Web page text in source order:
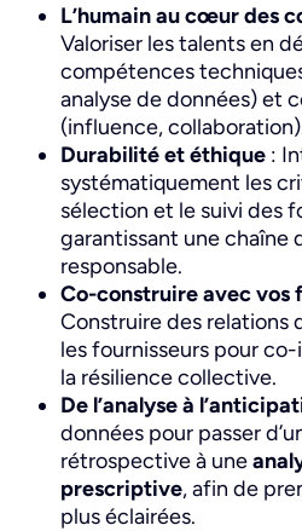
L’humain au cœur des
Valoriser les talents en
compétences
analyse de données) et
(influence,
Durabilité et éthique :
systématiquement les
sélection et le suivi des
garantissant une chaîne
responsable.
Co-construire avec vos
Construire des relations
les fournisseurs pour
la résilience collective.
De l’analyse à
données pour passer
rétrospective à une
prescriptive, afin de
plus éclairées.